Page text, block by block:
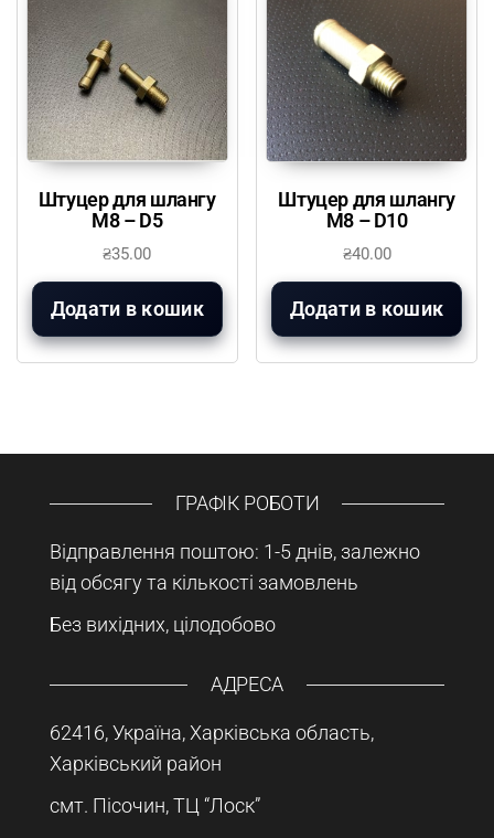
Штуцер для шлангу
М8 – D5
₴35.00
Додати в кошик
Штуцер для шлангу
М8 – D10
₴40.00
Додати в кошик
ГРАФІК РОБОТИ
Відправлення поштою: 1-5 днів, залежно
від обсягу та кількості замовлень
Без вихідних, цілодобово
АДРЕСА
62416, Україна, Харківська область,
Харківський район
смт. Пісочин, ТЦ “Лоск”